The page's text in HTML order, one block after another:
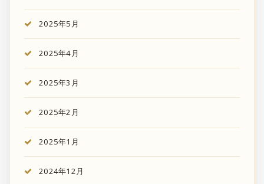
2025年5月
2025年4月
2025年3月
2025年2月
2025年1月
2024年12月